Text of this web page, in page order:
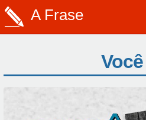
A Frase